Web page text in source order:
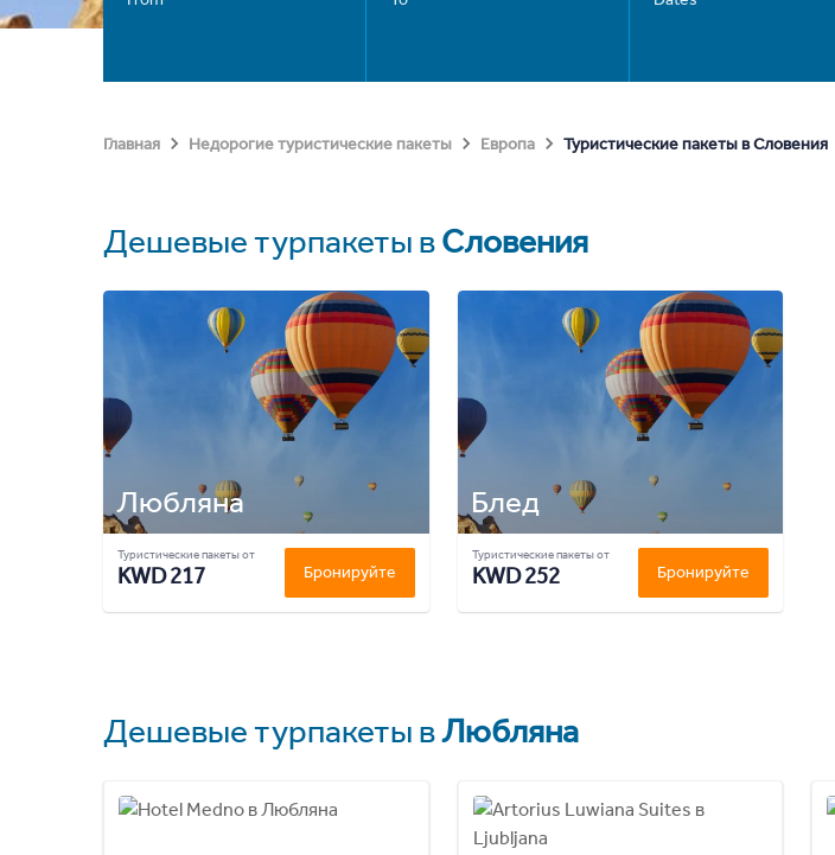
Главная Недорогие туристические пакеты Европа Туристические пакеты в Словения
Дешевые турпакеты вСловения
Любляна
Туристические пакеты от
KWD 217 Бронируйте
Блед
Туристические пакеты от
KWD 252 Бронируйте
Дешевые турпакеты вЛюбляна